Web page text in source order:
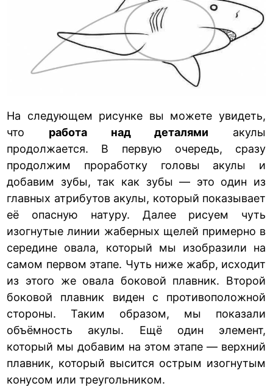
На следующем рисунке вы можете увидеть,
что работа над деталями акулы
продолжается. В первую очередь, сразу
продолжим проработку головы акулы и
добавим зубы, так как зубы — это один из
главных атрибутов акулы, который показывает
её опасную натуру. Далее рисуем чуть
изогнутые линии жаберных щелей примерно в
середине овала, который мы изобразили на
самом первом этапе. Чуть ниже жабр, исходит
из этого же овала боковой плавник. Второй
боковой плавник виден с противоположной
стороны. Таким образом, мы показали
объёмность акулы. Ещё один элемент,
который мы добавим на этом этапе — верхний
плавник, который высится острым изогнутым
конусом или треугольником.